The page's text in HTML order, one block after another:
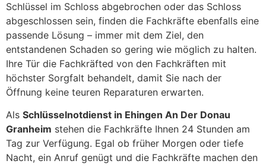
Schlüssel im Schloss abgebrochen oder das Schloss
abgeschlossen sein, finden die Fachkräfte ebenfalls eine
passende Lösung – immer mit dem Ziel, den
entstandenen Schaden so gering wie möglich zu halten.
Ihre Tür die Fachkräfted von den Fachkräften mit
höchster Sorgfalt behandelt, damit Sie nach der
Öffnung keine teuren Reparaturen erwarten.
Als Schlüsselnotdienst in Ehingen An Der Donau
Granheim stehen die Fachkräfte Ihnen 24 Stunden am
Tag zur Verfügung. Egal ob früher Morgen oder tiefe
Nacht, ein Anruf genügt und die Fachkräfte machen den